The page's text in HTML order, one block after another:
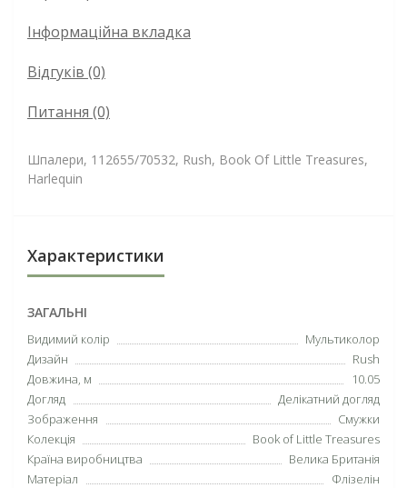
Інформаційна вкладка
Відгуків (0)
Питання (0)
Шпалери, 112655/70532, Rush, Book Of Little Treasures,
Harlequin
Характеристики
ЗАГАЛЬНІ
Видимий колір
Мультиколор
Дизайн
Rush
Довжина, м
10.05
Догляд
Делікатний догляд
Зображення
Смужки
Колекція
Book of Little Treasures
Країна виробництва
Велика Британія
Матеріал
Флізелін